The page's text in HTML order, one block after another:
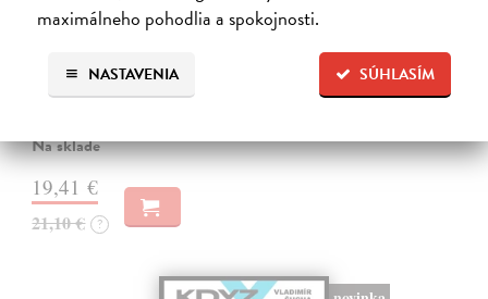
maximálneho pohodlia a spokojnosti.
SÚHLASÍM
NASTAVENIA
Jak přemýšlet o umělé inteligenci
V této knize Richard Susskind čerpá ze svých zkušeností s prací v
oblasti umělé inteligence od počátku 80. let. Pro Susskinda je
Na sklade
19,41 €
21,10 € ?